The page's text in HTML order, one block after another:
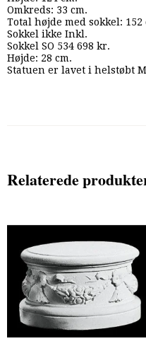
Omkreds: 33 cm.
Total højde med sokkel: 152
Sokkel ikke Inkl.
Sokkel SO 534 698 kr.
Højde: 28 cm.
Statuen er lavet i helstøbt
Relaterede